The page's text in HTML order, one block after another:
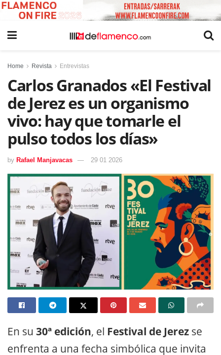
Home Revista Entrevistas
Carlos Granados «El Festival
de Jerez es un organismo
vivo: hay que tomarle el
pulso todos los días»
by Rafael Manjavacas 29 01 2026
En su 30ª edición, el Festival de Jerez se
enfrenta a una fecha simbólica que invita